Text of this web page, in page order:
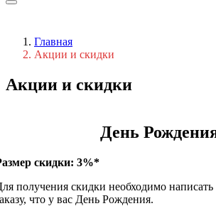
Главная
Акции и скидки
Акции и скидки
День
скидки: 3%*
получения скидки необходимо
что у вас День Рождения.